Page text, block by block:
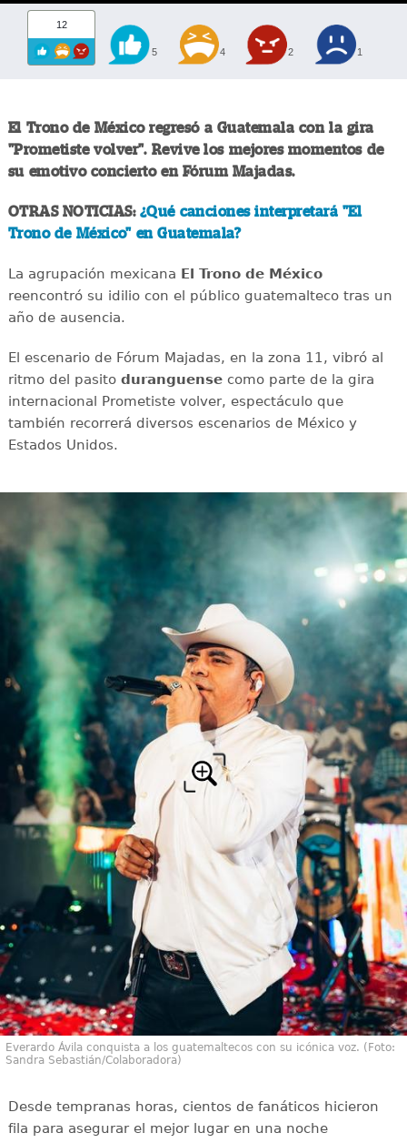
12
5 4 2 1
El Trono de México regresó a Guatemala con la gira
"Prometiste volver". Revive los mejores momentos de
su emotivo concierto en Fórum Majadas.
OTRAS NOTICIAS: ¿Qué canciones interpretará "El
Trono de México" en Guatemala?
La agrupación mexicana El Trono de México
reencontró su idilio con el público guatemalteco tras un
año de ausencia.
El escenario de Fórum Majadas, en la zona 11, vibró al
ritmo del pasito duranguensecomo parte de la gira
internacional Prometiste volver, espectáculo que
también recorrerá diversos escenarios de México y
Estados Unidos.
Everardo Ávila conquista a los guatemaltecos con su icónica voz. (Foto:
Sandra Sebastián/Colaboradora)
Desde tempranas horas, cientos de fanáticos hicieron
fila para asegurar el mejor lugar en una noche